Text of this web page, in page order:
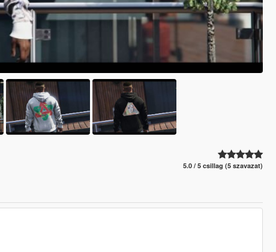
5.0 / 5 csillag (5 szavazat)